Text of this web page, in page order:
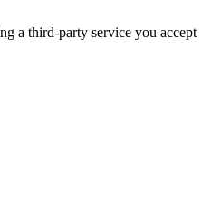
a third-party service you accept